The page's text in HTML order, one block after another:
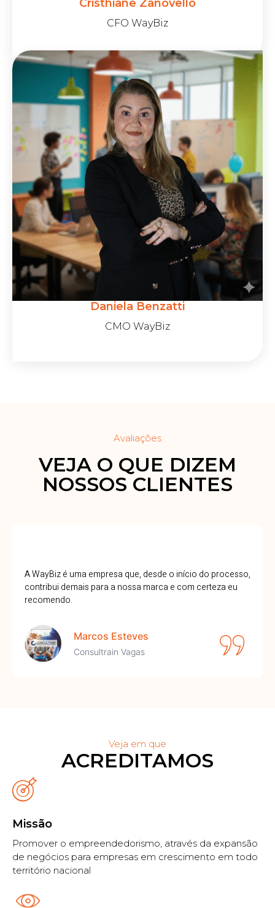
Cristhiane Zanovello
CFO WayBiz
Avaliações
VEJA O QUE DIZEM
NOSSOS CLIENTES
A WayBiz é uma empresa que, desde o início do processo,
contribui demais para a nossa marca e com certeza eu
recomendo.
Marcos Esteves
Consultrain Vagas
Veja em que
ACREDITAMOS
Missão
Promover o empreendedorismo, através da expansão
de negócios para empresas em crescimento em todo
território nacional